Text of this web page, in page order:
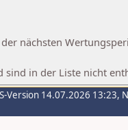
nächsten
sind in der Liste nicht
Version 14.07.2026 13:23,